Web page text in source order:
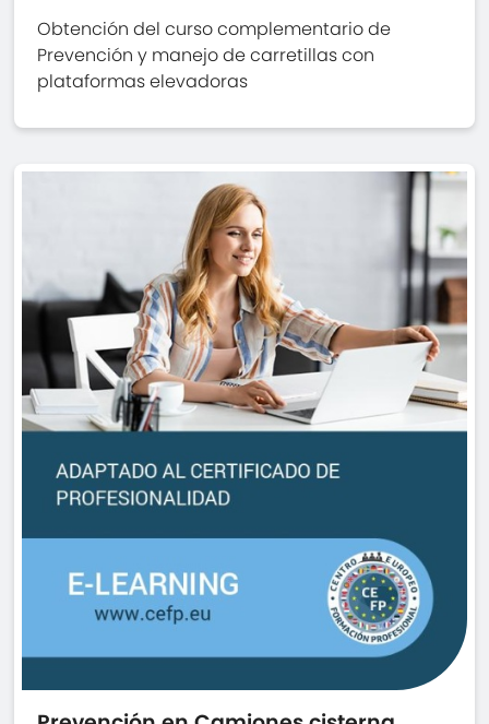
Obtención del curso complementario de
Prevención y manejo de carretillas con
plataformas elevadoras